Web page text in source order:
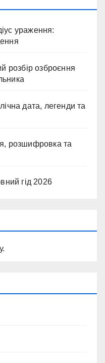
ураження:
розбір озброєння
дата, легенди та
розшифровка та
гід 2026